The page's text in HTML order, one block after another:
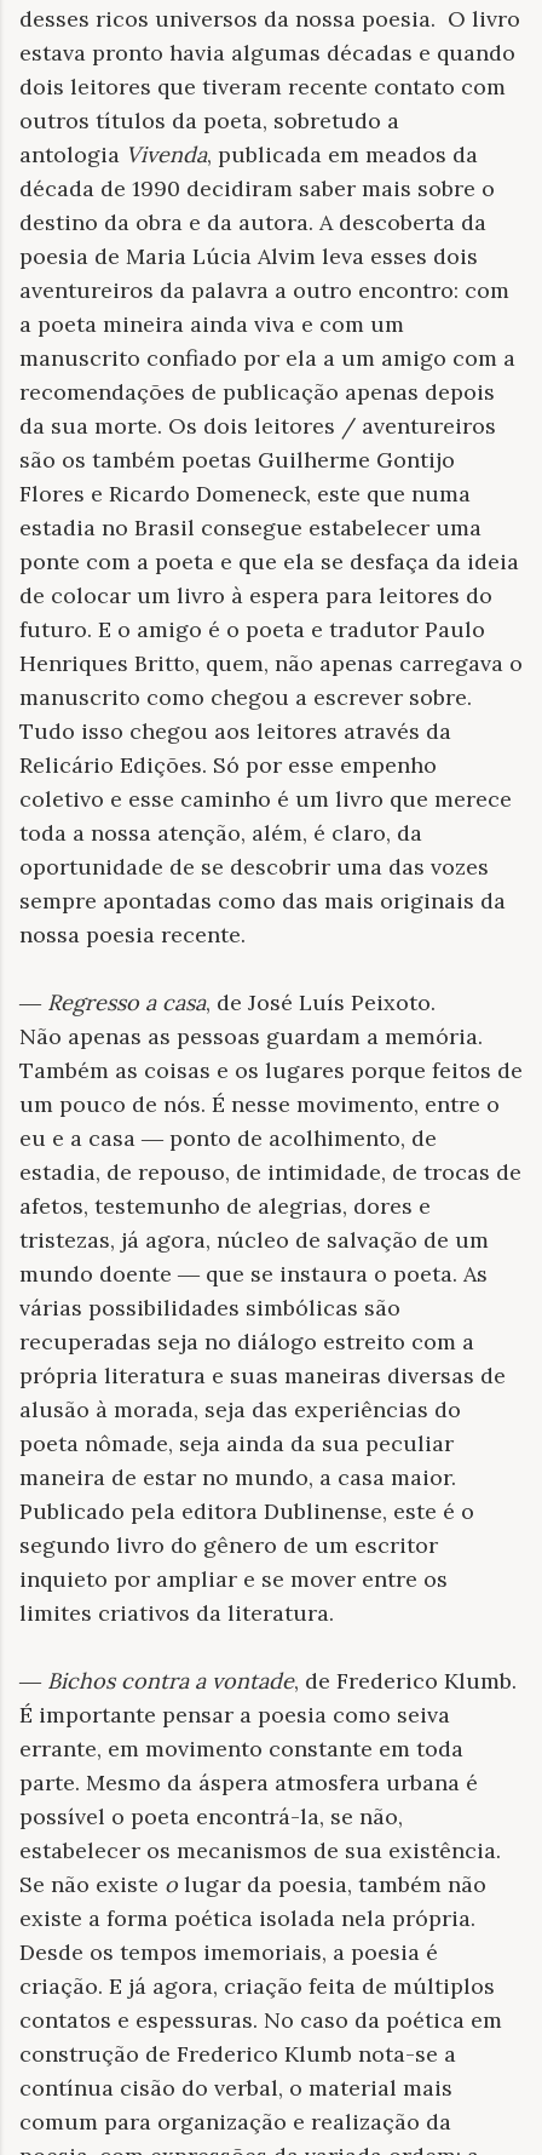
desses ricos universos da nossa poesia. O livro
estava pronto havia algumas décadas e quando
dois leitores que tiveram recente contato com
outros títulos da poeta, sobretudo a
antologia Vivenda, publicada em meados da
década de 1990 decidiram saber mais sobre o
destino da obra e da autora. A descoberta da
poesia de Maria Lúcia Alvim leva esses dois
aventureiros da palavra a outro encontro: com
a poeta mineira ainda viva e com um
manuscrito confiado por ela a um amigo com a
recomendações de publicação apenas depois
da sua morte. Os dois leitores / aventureiros
são os também poetas Guilherme Gontijo
Flores e Ricardo Domeneck, este que numa
estadia no Brasil consegue estabelecer uma
ponte com a poeta e que ela se desfaça da ideia
de colocar um livro à espera para leitores do
futuro. E o amigo é o poeta e tradutor Paulo
Henriques Britto, quem, não apenas carregava o
manuscrito como chegou a escrever sobre.
Tudo isso chegou aos leitores através da
Relicário Edições. Só por esse empenho
coletivo e esse caminho é um livro que merece
toda a nossa atenção, além, é claro, da
oportunidade de se descobrir uma das vozes
sempre apontadas como das mais originais da
nossa poesia recente.
― Regresso a casa, de José Luís Peixoto.
Não apenas as pessoas guardam a memória.
Também as coisas e os lugares porque feitos de
um pouco de nós. É nesse movimento, entre o
eu e a casa ― ponto de acolhimento, de
estadia, de repouso, de intimidade, de trocas de
afetos, testemunho de alegrias, dores e
tristezas, já agora, núcleo de salvação de um
mundo doente ― que se instaura o poeta. As
várias possibilidades simbólicas são
recuperadas seja no diálogo estreito com a
própria literatura e suas maneiras diversas de
alusão à morada, seja das experiências do
poeta nômade, seja ainda da sua peculiar
maneira de estar no mundo, a casa maior.
Publicado pela editora Dublinense, este é o
segundo livro do gênero de um escritor
inquieto por ampliar e se mover entre os
limites criativos da literatura.
― Bichos contra a vontade, de Frederico Klumb.
É importante pensar a poesia como seiva
errante, em movimento constante em toda
parte. Mesmo da áspera atmosfera urbana é
possível o poeta encontrá-la, se não,
estabelecer os mecanismos de sua existência.
Se não existe o lugar da poesia, também não
existe a forma poética isolada nela própria.
Desde os tempos imemoriais, a poesia é
criação. E já agora, criação feita de múltiplos
contatos e espessuras. No caso da poética em
construção de Frederico Klumb nota-se a
contínua cisão do verbal, o material mais
comum para organização e realização da